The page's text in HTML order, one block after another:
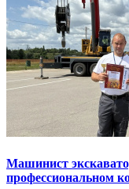
Машинист
профессиональном